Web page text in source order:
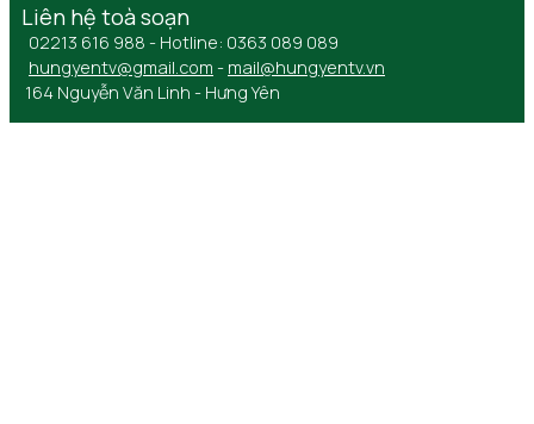
Liên hệ toà soạn
02213 616 988 - Hotline: 0363 089 089
hungyentv@gmail.com - mail@hungyentv.vn
164 Nguyễn Văn Linh - Hưng Yên